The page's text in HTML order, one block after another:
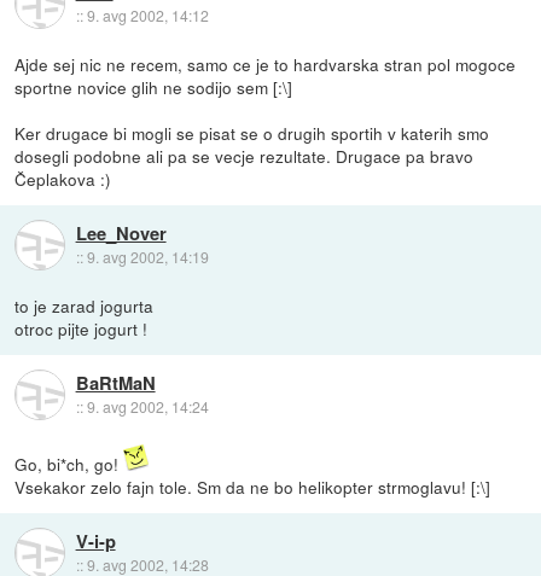
::9. avg 2002, 14:12
Ajde sej nic ne recem, samo ce je to hardvarska stran pol mogoce
sportne novice glih ne sodijo sem [:\]
Ker drugace bi mogli se pisat se o drugih sportih v katerih smo
dosegli podobne ali pa se vecje rezultate. Drugace pa bravo
Čeplakova :)
Lee_Nover
::9. avg 2002, 14:19
to je zarad jogurta
otroc pijte jogurt !
BaRtMaN
::9. avg 2002, 14:24
Go, bi*ch, go!
Vsekakor zelo fajn tole. Sm da ne bo helikopter strmoglavu! [:\]
V-i-p
::9. avg 2002, 14:28